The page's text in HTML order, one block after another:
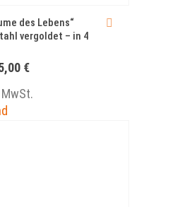
des Lebens“
vergoldet – in 4
€